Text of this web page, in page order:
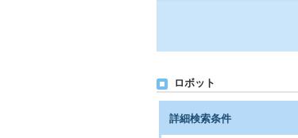
ロボット
詳細検索条件